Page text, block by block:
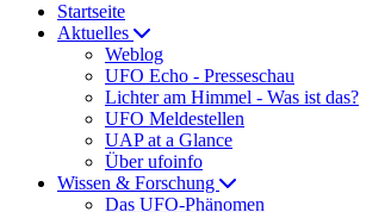
Startseite
Aktuelles
Weblog
UFO Echo - Presseschau
Lichter am Himmel - Was ist das?
UFO Meldestellen
UAP at a Glance
Über ufoinfo
Wissen & Forschung
Das UFO-Phänomen